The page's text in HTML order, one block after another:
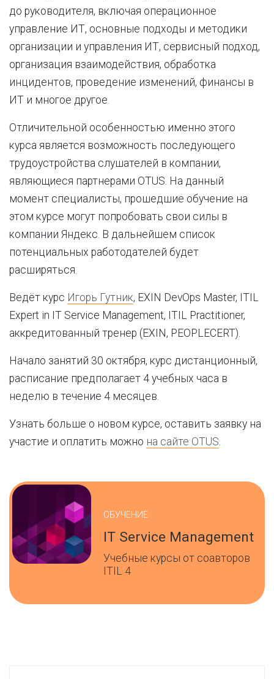
до руководителя, включая операционное
управление ИТ, основные подходы и методики
организации и управления ИТ, сервисный подход,
организация взаимодействия, обработка
инцидентов, проведение изменений, финансы в
ИТ и многое другое.
Отличительной особенностью именно этого
курса является возможность последующего
трудоустройства слушателей в компании,
являющиеся партнерами OTUS. На данный
момент специалисты, прошедшие обучение на
этом курсе могут попробовать свои силы в
компании Яндекс. В дальнейшем список
потенциальных работодателей будет
расширяться.
Ведёт курс Игорь Гутник, EXIN DevOps Master, ITIL
Expert in IT Service Management, ITIL Practitioner,
аккредитованный тренер (EXIN, PEOPLECERT).
Начало занятий 30 октября, курс дистанционный,
расписание предполагает 4 учебных часа в
неделю в течение 4 месяцев.
Узнать больше о новом курсе, оставить заявку на
участие и оплатить можно на сайте OTUS.
ОБУЧЕНИЕ
IT Service Management
Учебные курсы от соавторов
ITIL 4